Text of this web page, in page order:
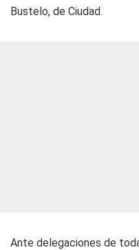
Bustelo, de Ciudad.
Ante delegaciones de